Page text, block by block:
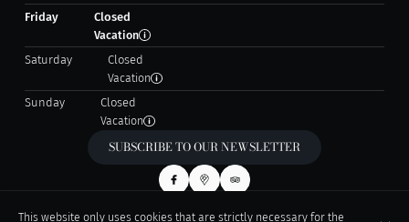
Friday
Closed
Vacation
Saturday
Closed
Vacation
Sunday
Closed
Vacation
SUBSCRIBE TO OUR NEWSLETTER
This website only uses cookies that are strictly necessary for the